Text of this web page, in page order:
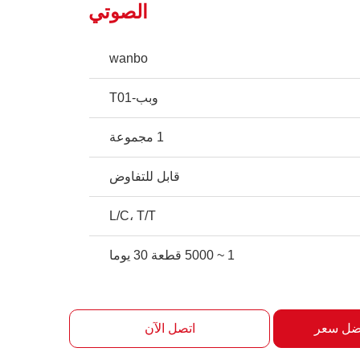
الصوتي
wanbo
وبب-T01
1 مجموعة
قابل للتفاوض
L/C، T/T
1 ~ 5000 قطعة 30 يوما
سعر اتصل الآن